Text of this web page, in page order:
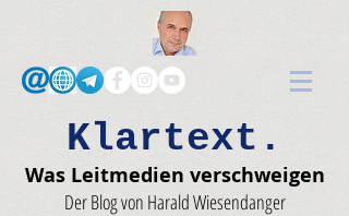
Klartext.
Was Leitmedien verschweigen
Der Blog von Harald Wiesendanger